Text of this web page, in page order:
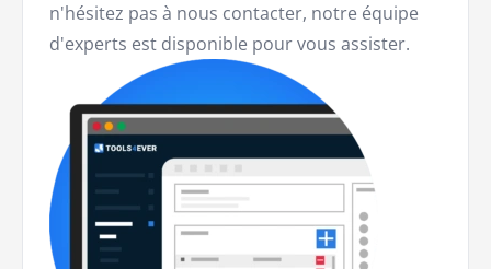
n'hésitez pas à nous contacter, notre équipe
d'experts est disponible pour vous assister.